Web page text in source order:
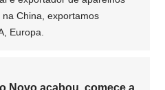
China, exportamos
Europa.
Novo acabou, comece a